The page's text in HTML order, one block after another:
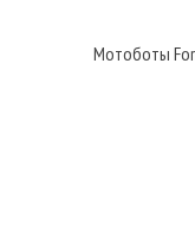
Мотоботы